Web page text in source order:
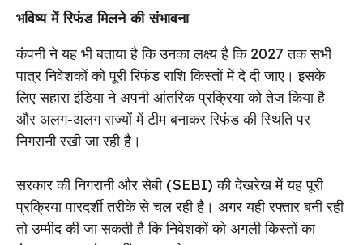
भविष्य में रिफंड मिलने की संभावना
कंपनी ने यह भी बताया है कि उनका लक्ष्य है कि 2027 तक सभी
पात्र निवेशकों को पूरी रिफंड राशि किस्तों में दे दी जाए। इसके
लिए सहारा इंडिया ने अपनी आंतरिक प्रक्रिया को तेज किया है
और अलग-अलग राज्यों में टीम बनाकर रिफंड की स्थिति पर
निगरानी रखी जा रही है।
सरकार की निगरानी और सेबी (SEBI) की देखरेख में यह पूरी
प्रक्रिया पारदर्शी तरीके से चल रही है। अगर यही रफ्तार बनी रही
तो उम्मीद की जा सकती है कि निवेशकों को अगली किस्तों का